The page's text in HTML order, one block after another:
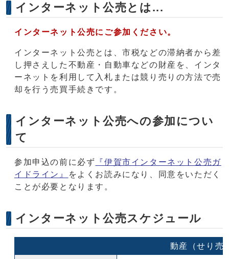
インターネット公売とは...
インターネット公売にご参加ください。
インターネット公売とは、市税などの滞納者から差
し押さえした不動産・自動車などの財産を、インタ
ーネットを利用して入札または競り売りの方法で売
却を行う売買手続きです。
インターネット公売への参加につい
て
参加申込の前に必ず 『伊賀市インターネット公売ガ
イドライン』
をよくお読みになり、同意をいただく
ことが必要となります。
インターネット公売スケジュール
動産（せり売